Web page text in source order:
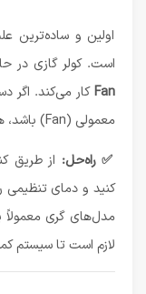
اولین و ساده‌ترین
است. کولر گازی در
Fan
معمولی (Fan) باشد، هوای خروجی قطعاً گرم نخواهد بود.
✅ راه‌حل: از طریق
کنید و دمای تنظیمی
مدل‌های گری معمولاً
لازم است تا سیستم